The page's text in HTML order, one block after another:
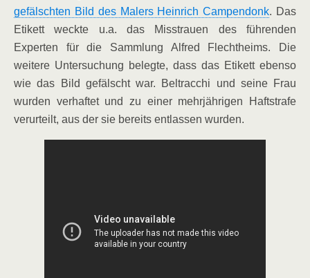
gefälschten Bild des Malers Heinrich Campendonk. Das
Etikett weckte u.a. das Misstrauen des führenden
Experten für die Sammlung Alfred Flechtheims. Die
weitere Untersuchung belegte, dass das Etikett ebenso
wie das Bild gefälscht war. Beltracchi und seine Frau
wurden verhaftet und zu einer mehrjährigen Haftstrafe
verurteilt, aus der sie bereits entlassen wurden.